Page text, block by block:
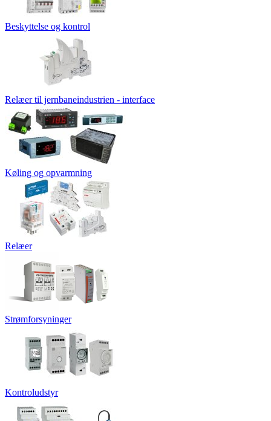
Beskyttelse og kontrol
Relæer til jernbaneindustrien - interface
Køling og opvarmning
Relæer
Strømforsyninger
Kontroludstyr